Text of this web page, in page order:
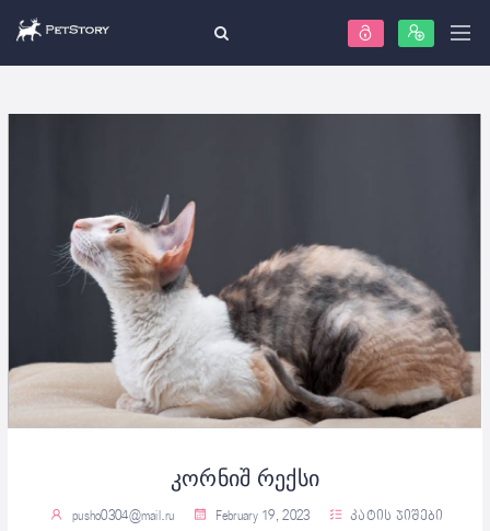
კორნიშ რექსი
pusho0304@mail.ru February 19, 2023
კატის ჯიშები